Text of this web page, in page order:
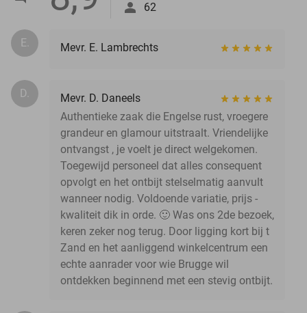
62
E. Mevr. E. Lambrechts
D.
Mevr. D. Daneels
Authentieke zaak die Engelse rust, vroegere
grandeur en glamour uitstraalt. Vriendelijke
ontvangst , je voelt je direct welgekomen.
Toegewijd personeel dat alles consequent
opvolgt en het ontbijt stelselmatig aanvult
wanneer nodig. Voldoende variatie, prijs -
kwaliteit dik in orde. 🙂 Was ons 2de bezoek,
keren zeker nog terug. Door ligging kort bij t
Zand en het aanliggend winkelcentrum een
echte aanrader voor wie Brugge wil
ontdekken beginnend met een stevig ontbijt.